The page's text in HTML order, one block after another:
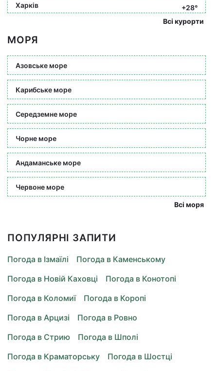
Харків
+28°
Всі курорти
МОРЯ
Азовське море
Карибське море
Середземне море
Чорне море
Андаманське море
Червоне море
Всі моря
ПОПУЛЯРНІ ЗАПИТИ
Погода в Ізмаїлі
Погода в Каменському
Погода в Новій Каховці
Погода в Конотопі
Погода в Коломиї
Погода в Коропі
Погода в Арцизі
Погода в Ровно
Погода в Стрию
Погода в Шполі
Погода в Краматорську
Погода в Шостці